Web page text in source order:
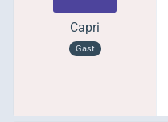
Capri
Gast